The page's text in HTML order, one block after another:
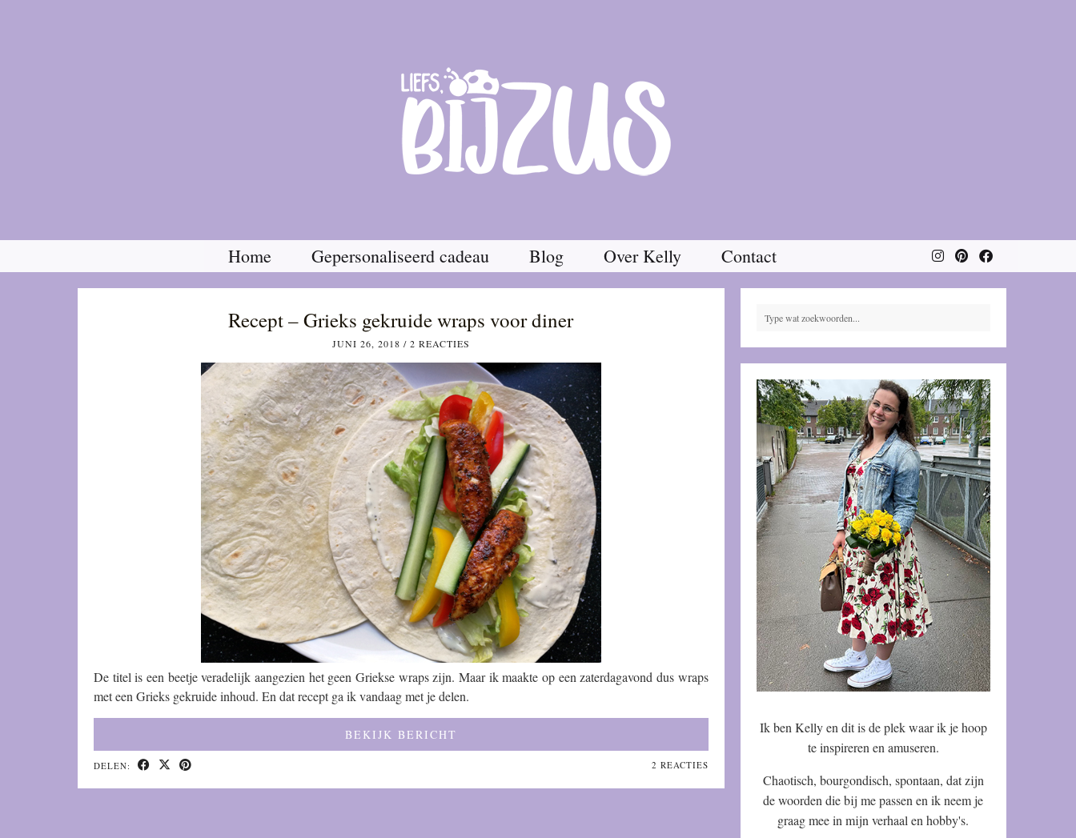
Home Gepersonaliseerd cadeau Blog Over Kelly Contact
Recept – Grieks gekruide wraps voor diner
JUNI 26, 2018 / 2 REACTIES
De titel is een beetje veradelijk aangezien het geen Griekse wraps zijn. Maar ik maakte op een zaterdagavond dus wraps
met een Grieks gekruide inhoud. En dat recept ga ik vandaag met je delen.
BEKIJK BERICHT
DELEN: 2 REACTIES
Ik ben Kelly en dit is de plek waar ik je hoop
te inspireren en amuseren.
Chaotisch, bourgondisch, spontaan, dat zijn
de woorden die bij me passen en ik neem je
graag mee in mijn verhaal en hobby's.